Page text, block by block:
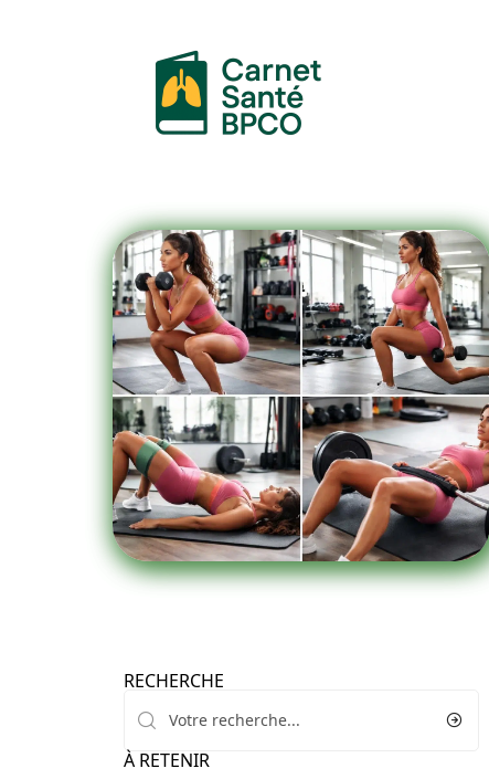
RECHERCHE
À RETENIR